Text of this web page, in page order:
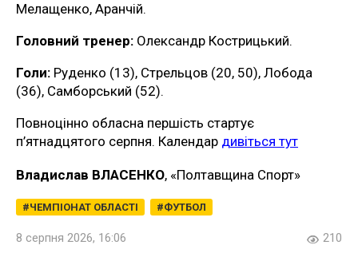
Мелащенко, Аранчій.
Головний тренер: Олександр Кострицький.
Голи: Руденко (13), Стрельцов (20, 50), Лобода
(36), Самборський (52).
Повноцінно обласна першість стартує
п’ятнадцятого серпня. Календар дивіться тут
Владислав ВЛАСЕНКО, «Полтавщина Спорт»
ЧЕМПІОНАТ ОБЛАСТІ ФУТБОЛ
8 серпня 2026, 16:06 210